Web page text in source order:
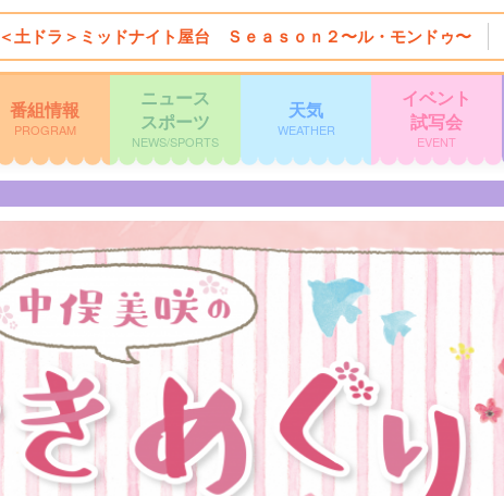
＜土ドラ＞ミッドナイト屋台 Ｓｅａｓｏｎ２〜ル・モンドゥ〜
番組情報
PROGRAM
ニュース
スポーツ
NEWS/SPORTS
天気
WEATHER
イベント
試写会
EVENT